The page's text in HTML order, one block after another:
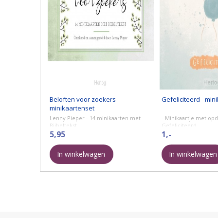
Beloften voor zoekers -
minikaartenset
Lenny Pieper - 14 minikaarten met
Bijbeltekst.
Soms is het leven moeilijk en angstig.
Maar God zegt hoe de ware troost
alleen bij Hem te vinden ...
5,95
In winkelwagen
Gefeliciteerd -
- Minikaartje met
Gefeliciteerd
© Made by Alett
Formaat: 74 x 105 mm.
1,-
In winkelwagen